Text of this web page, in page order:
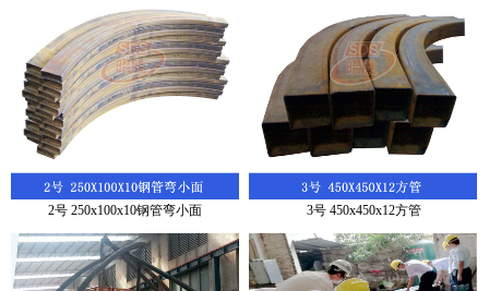
2号 250x100x10钢管弯小面 3号 450x450x12方管